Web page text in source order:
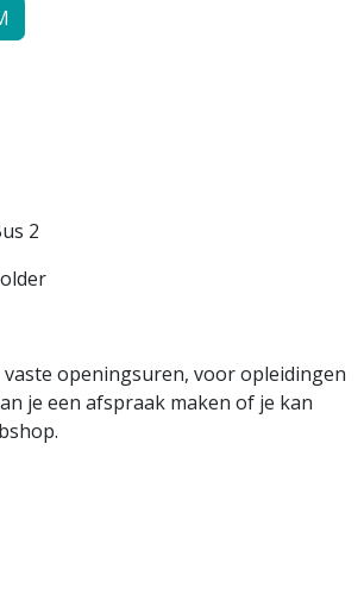
2
openingsuren, voor opleidingen
je een afspraak maken of je kan